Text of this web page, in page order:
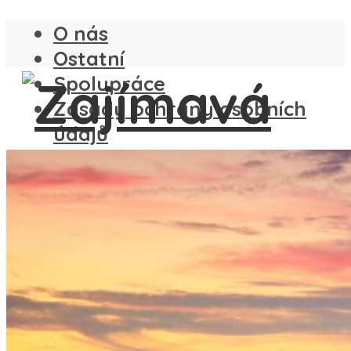
O nás
Ostatní
Spolupráce
Zásady ochrany osobních
údajů
SLOVENSKO
ANGLIE
FRANCIE